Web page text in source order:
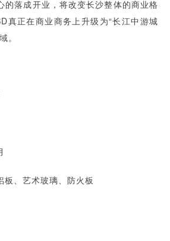
的落成开业，将改变长沙整体的商业格
真正在商业商务上升级为“长江中游城
。
板、艺术玻璃、防火板